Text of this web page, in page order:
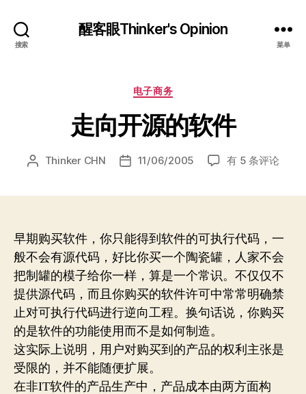
搜索
醒客眼Thinker's Opinion
菜单
分
电子商务
走向开源的软件
文 Thinker CHN
发 11/06/2005
走
软
有 5 条评论
早期购买软件，你只能得到软件的可执行代码，一
般不会有源代码，好比你买一个陶瓷罐，人家不会
把制罐的模子给你一样，算是一个常识。不仅仅不
提供源代码，而且你购买的软件许可中常常明确禁
止对可执行代码进行逆向工程。换句话说，你购买
的是软件的功能使用而不是如何制造。
这实际上说明，用户对购买到的产品的权利主张是
受限的，并不能随便扩展。
在非IT软件的产品生产中，产品成本由两方面构